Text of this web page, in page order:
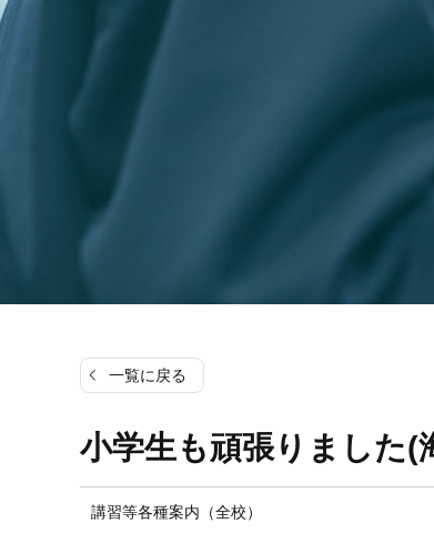
一覧に戻る
小学生も頑張りました(
講習等各種案内（全校）